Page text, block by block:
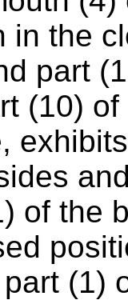
in the
part
(10)
of the
(1)